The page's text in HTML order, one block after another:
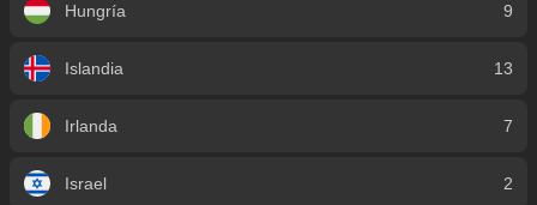
Hungría 9
Islandia 13
Irlanda 7
Israel 2